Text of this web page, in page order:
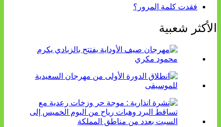
فقدت كلمة المرور؟
الأكثر شعبية